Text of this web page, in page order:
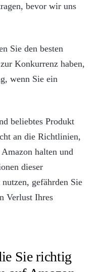
bevor wir uns
Sie den besten
Konkurrenz haben,
wenn Sie ein
beliebtes Produkt
an die Richtlinien,
halten und
dieser
gefährden Sie
Verlust Ihres
Sie richtig